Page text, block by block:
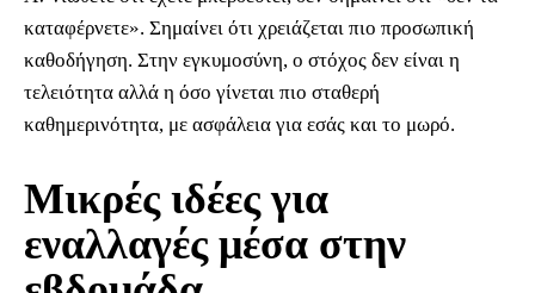
καταφέρνετε». Σημαίνει ότι χρειάζεται πιο προσωπική
καθοδήγηση. Στην εγκυμοσύνη, ο στόχος δεν είναι η
τελειότητα αλλά η όσο γίνεται πιο σταθερή
καθημερινότητα, με ασφάλεια για εσάς και το μωρό.
Μικρές ιδέες για
εναλλαγές μέσα στην